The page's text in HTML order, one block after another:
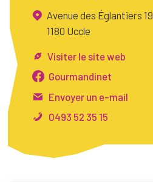
FAQ
Espace pro
Bruxelles Temps Libre
Avenue des Églantiers 19
1180 Uccle
Visiter le site web
Gourmandinet
Envoyer un e-mail
0493 52 35 15